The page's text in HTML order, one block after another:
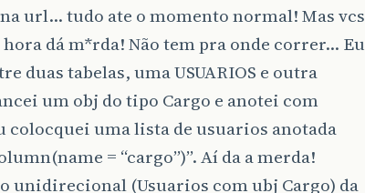
na url… tudo ate o momento normal! Mas vcs
hora dá m*rda! Não tem pra onde correr… Eu
duas tabelas, uma USUARIOS e outra
um obj do tipo Cargo e anotei com
colocquei uma lista de usuarios anotada
= “cargo”)”. Aí da a merda!
unidirecional (Usuarios com ubj Cargo) da